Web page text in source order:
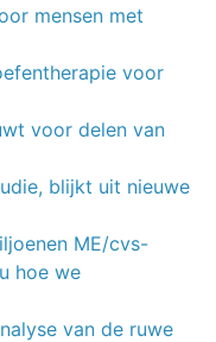
mensen met
voor
voor delen van
blijkt uit nieuwe
ME/cvs-
hoe we
van de ruwe